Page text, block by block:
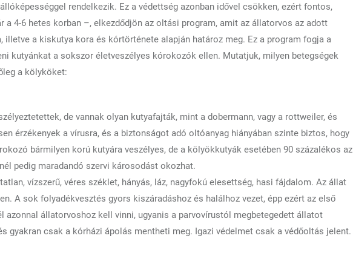
rendelkezik. Ez a védettség azonban idővel csökken, ezért fontos,
a 4-6 hetes korban –, elkezdődjön az oltási program, amit az állatorvos az adott
illetve a kiskutya kora és kórtörténete alapján határoz meg. Ez a program fogja a
kutyánkat a sokszor életveszélyes kórokozók ellen. Mutatjuk, milyen betegségek
a kölyköket:
de vannak olyan kutyafajták, mint a dobermann, vagy a rottweiler, és
érzékenyek a vírusra, és a biztonságot adó oltóanyag hiányában szinte biztos, hogy
bármilyen korú kutyára veszélyes, de a kölyökkutyák esetében 90 százalékos az
pedig maradandó szervi károsodást okozhat.
vízszerű, véres széklet, hányás, láz, nagyfokú elesettség, hasi fájdalom. Az állat
A sok folyadékvesztés gyors kiszáradáshoz és halálhoz vezet, épp ezért az első
azonnal állatorvoshoz kell vinni, ugyanis a parvovírustól megbetegedett állatot
gyakran csak a kórházi ápolás mentheti meg. Igazi védelmet csak a védőoltás jelent.